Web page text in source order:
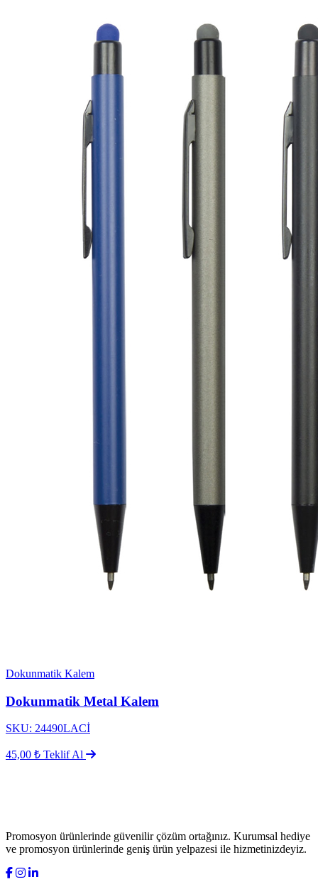
Dokunmatik Kalem
Dokunmatik Metal Kalem
SKU: 24490LACİ
45,00 ₺ Teklif Al
Promosyon ürünlerinde güvenilir çözüm ortağınız. Kurumsal hediye
ve promosyon ürünlerinde geniş ürün yelpazesi ile hizmetinizdeyiz.